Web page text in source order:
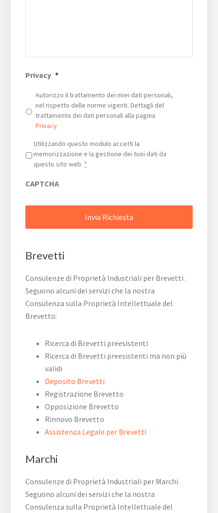
Privacy *
Autorizzo il trattamento dei miei dati personali,
nel rispetto delle norme vigenti. Dettagli del
trattamento dei dati personali alla pagina
Privacy
Privacy *
Utilizzando questo modulo accetti la
memorizzazione e la gestione dei tuoi dati da
questo sito web. *
CAPTCHA
Brevetti
Consulenze di Proprietà Industriali per Brevetti .
Seguono alcuni dei servizi che la nostra
Consulenza sulla Proprietà Intellettuale del
Brevetto:
Ricerca di Brevetti preesistenti
Ricerca di Brevetti preesistenti ma non più
validi
Deposito Brevetti
Registrazione Brevetto
Opposizione Brevetto
Rinnovo Brevetto
Assistenza Legale per Brevetti
Marchi
Consulenze di Proprietà Industriali per Marchi .
Seguono alcuni dei servizi che la nostra
Consulenza sulla Proprietà Intellettuale del